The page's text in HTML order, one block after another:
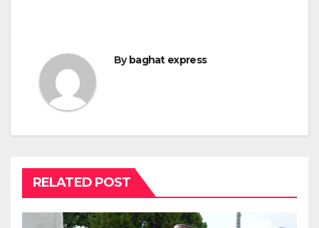
Bybaghat express
RELATED POST